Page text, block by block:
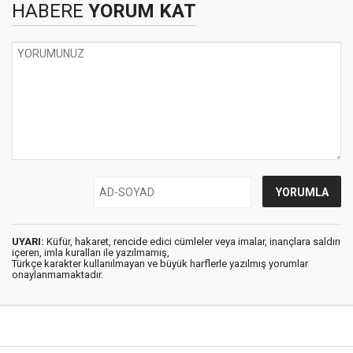
HABERE YORUM KAT
UYARI: Küfür, hakaret, rencide edici cümleler veya imalar, inançlara saldırı
içeren, imla kuralları ile yazılmamış,
Türkçe karakter kullanılmayan ve büyük harflerle yazılmış yorumlar
onaylanmamaktadır.